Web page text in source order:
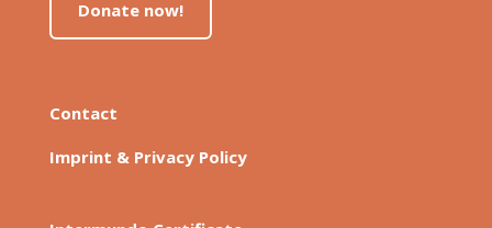
Donate now!
Contact
Imprint & Privacy Policy